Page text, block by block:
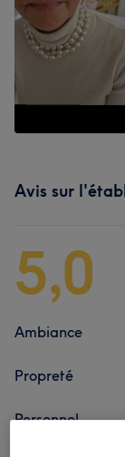
Avis sur
5,0
Ambiance
Propreté
Personnel